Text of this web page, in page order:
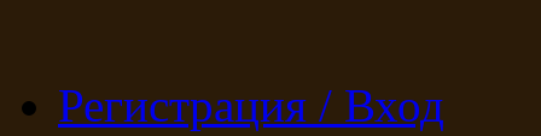
Регистрация / Вход